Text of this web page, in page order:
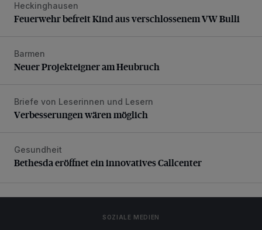
Feuerwehr befreit Kind aus verschlossenem VW Bulli
Heckinghausen
Feuerwehr befreit Kind aus verschlossenem VW Bulli
Neuer Projekteigner am Heubruch
Barmen
Neuer Projekteigner am Heubruch
Verbesserungen wären möglich
Briefe von Leserinnen und Lesern
Verbesserungen wären möglich
Bethesda eröffnet ein innovatives Callcenter
Gesundheit
Bethesda eröffnet ein innovatives Callcenter
SOZIALE MEDIEN